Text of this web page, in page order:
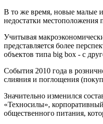
В то же время, новые малые
недостатки
Учитывая
представляется более
объектов типа big box - с
События 2010 года в
слияния и поглощения
Значительно изменился
«Техносилы»,
общественного питания,